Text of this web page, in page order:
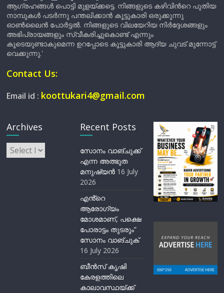
ആഗ്രഹങ്ങൾ പൊട്ടി മുളയ്ക്കട്ടെ. നിങ്ങളുടെ കഴിവിന്‍റെ പുതിയ
നാമ്പുകൾ പടർന്നു പന്തലിക്കാൻ കൂട്ടുകാരി ഒരുക്കുന്നു
ഓൺലൈൻ പോർട്ടൽ. നിങ്ങളുടെ വിലയേറിയ നിർദ്ദേശങ്ങളും
അഭിപ്രായങ്ങളും സ്വീകരിച്ചുകൊണ്ട് എന്നും
കൂടെയുണ്ടാകുമെന്ന ഉറപ്പോടെ കൂട്ടുകാരി ആദ്യ ചുവട് മുന്നോട്ട്
വെക്കുന്നു.'
Contact Us:
Email id : koottukari4@gmail.com
Archives
Archives
Recent Posts
സോനം വാങ്ചുക്ക്
എന്ന അത്ഭുത
മനുഷ്യന്‍ 16 July
2026
എൻ്റെ
ആരോഗ്യം
മോശമാണ്, പക്ഷെ
പോരാട്ടം തുടരും”
സോനം വാങ്ചുക്
16 July 2026
ബീന്‍സ് കൃഷി
കേരളത്തിലെ
കാലാവസ്ഥയ്ക്ക്